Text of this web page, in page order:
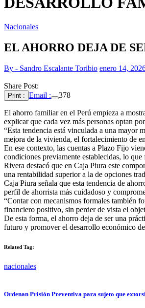
Nacionales
EL AHORRO DEJA DE
By - Sandro Escalante Toribio enero 14,
Share Post:
Print : Email : 378
El ahorro familiar en el Perú empieza a
explicar que cada vez más personas optan
“Esta tendencia está vinculada a una mayor
mejora de la vivienda, el fortalecimiento de
En ese contexto, las cuentas a Plazo Fijo
condiciones previamente establecidas, lo
Rivera destacó que en Caja Piura este
una rentabilidad superior a la de opciones
Caja Piura señala que esta tendencia de
perfil de ahorrista más cuidadoso y
“Contar con mecanismos formales también
financiero positivo, sin perder de vista el
De esta forma, el ahorro deja de ser una
futuro y promover el desarrollo económico
Related Tag:
nacionales
Ordenan Prisión Preventiva para sujeto que